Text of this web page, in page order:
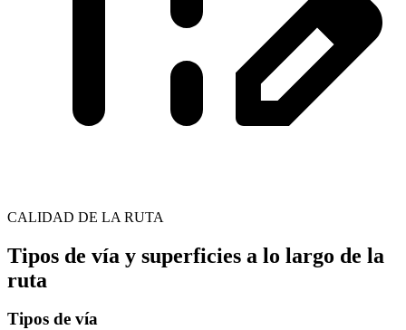
CALIDAD DE LA RUTA
Tipos de vía y superficies a lo largo de la
ruta
Tipos de vía